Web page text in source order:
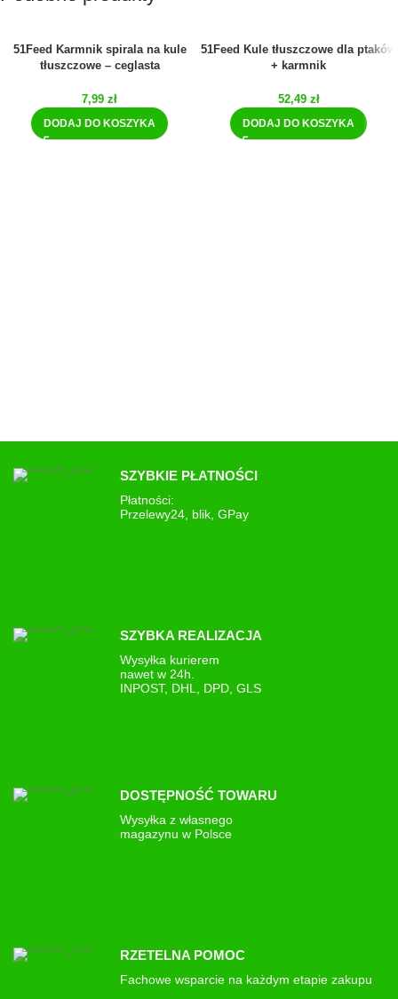
51Feed Karmnik spirala na kule
tłuszczowe – ceglasta
7,99 zł
DODAJ DO KOSZYKA
51Feed Kule tłuszczowe dla ptaków
+ karmnik
52,49 zł
DODAJ DO KOSZYKA
SZYBKIE PŁATNOŚCI
Płatności:
Przelewy24, blik, GPay
SZYBKA REALIZACJA
Wysyłka kurierem
nawet w 24h.
INPOST, DHL, DPD, GLS
DOSTĘPNOŚĆ TOWARU
Wysyłka z własnego
magazynu w Polsce
RZETELNA POMOC
Fachowe wsparcie na każdym etapie zakupu